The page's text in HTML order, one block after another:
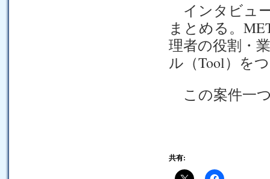
インタビュ
まとめる。
理者の役割・
ル（Tool）を
この案件一
共有: